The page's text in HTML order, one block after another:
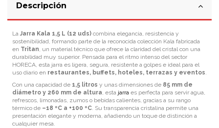
Descripción
La Jarra Kala 1,5 L (12 uds) combina elegancia, resistencia y
sostenibilidad, formando parte de la reconocida colección Kala fabricada
en Tritan , un material técnico que ofrece la claridad del cristal con una
durabilidad muy superior. Pensada para el ritmo intenso del sector
HORECA, esta jarra es ligera, segura, resistente a golpes e ideal para el
uso diario en restaurantes, buffets, hoteles, terrazas y eventos
Con una capacidad de 1,5 litros y unas dimensiones de 85 mm de
diámetro y 260 mm de altura, esta jarra es perfecta para servir agua,
refrescos, limonadas, zumos o bebidas calientes, gracias a su rango
térmico de –18 ºC a +100 ºC. Su transparencia cristalina permite una
presentación elegante y moderna, añadiendo un toque de distinción a
cualquier mesa.